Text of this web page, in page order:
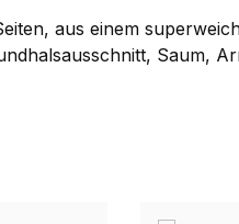
aus einem
Saum,